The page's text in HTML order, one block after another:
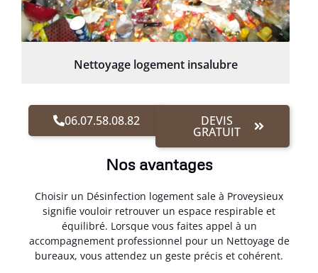
Nettoyage logement insalubre
06.07.58.08.82 DEVIS
GRATUIT
Nos avantages
Choisir un Désinfection logement sale à Proveysieux
signifie vouloir retrouver un espace respirable et
équilibré. Lorsque vous faites appel à un
accompagnement professionnel pour un Nettoyage de
bureaux, vous attendez un geste précis et cohérent.